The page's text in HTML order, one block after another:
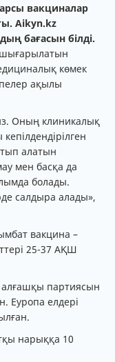
вакциналар
Aikyn.kz
бағасын білді.
көмек
ақылы
Оның клиникалық
алатын
мен басқа да
болады.
салдыра алады»,
вакцина –
25-37 АҚШ
партиясын
Еуропа елдері
нарыққа 10